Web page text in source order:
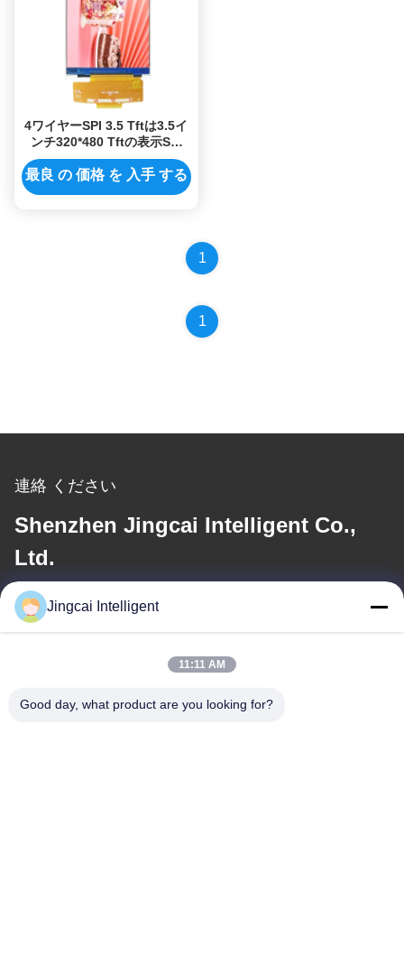
4ワイヤーSPI 3.5 Tftは3.5イ
ンチ320*480 Tftの表示Spi
IL9488 Lcdを表示する
最良 の 価格 を 入手 する
1
1
連絡 ください
Shenzhen Jingcai Intelligent Co.,
Ltd.
メール
住所
Jingcai Intelligent
11:11 AM
Good day, what product are you looking for?